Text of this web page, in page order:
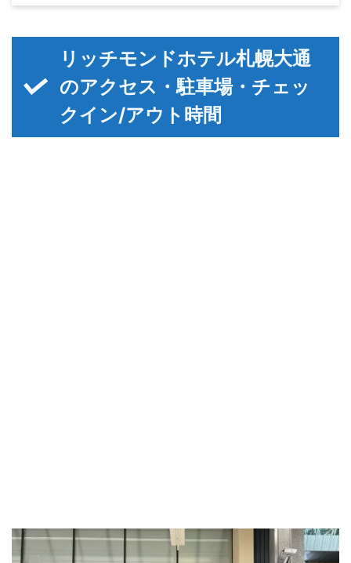
リッチモンドホテル札幌大通
のアクセス・駐車場・チェッ
クイン/アウト時間